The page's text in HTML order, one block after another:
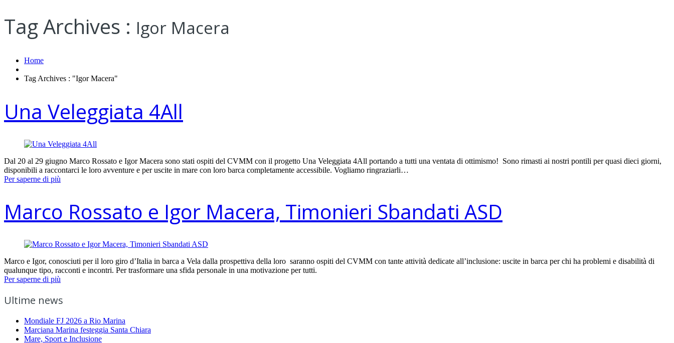
Tag Archives : Igor Macera
Home
Tag Archives : "Igor Macera"
Una Veleggiata 4All
Dal 20 al 29 giugno Marco Rossato e Igor Macera sono stati ospiti del CVMM con il progetto Una Veleggiata 4All portando a tutti una ventata di ottimismo! Sono rimasti ai nostri pontili per quasi dieci giorni,
disponibili a raccontarci le loro avventure e per uscite in mare con loro barca completamente accessibile. Vogliamo ringraziarli…
Per saperne di più
Marco Rossato e Igor Macera, Timonieri Sbandati ASD
Marco e Igor, conosciuti per il loro giro d’Italia in barca a Vela dalla prospettiva della loro saranno ospiti del CVMM con tante attività dedicate all’inclusione: uscite in barca per chi ha problemi e disabilità di
qualunque tipo, racconti e incontri. Per trasformare una sfida personale in una motivazione per tutti.
Per saperne di più
Ultime news
Mondiale FJ 2026 a Rio Marina
Marciana Marina festeggia Santa Chiara
Mare, Sport e Inclusione